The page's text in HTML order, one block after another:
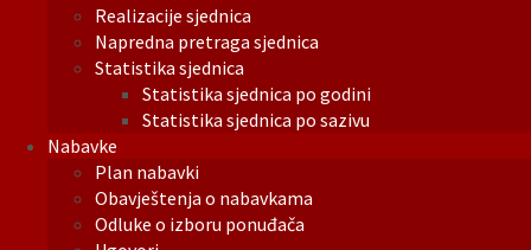
Realizacije sjednica
Napredna pretraga sjednica
Statistika sjednica
Statistika sjednica po godini
Statistika sjednica po sazivu
Nabavke
Plan nabavki
Obavještenja o nabavkama
Odluke o izboru ponuđača